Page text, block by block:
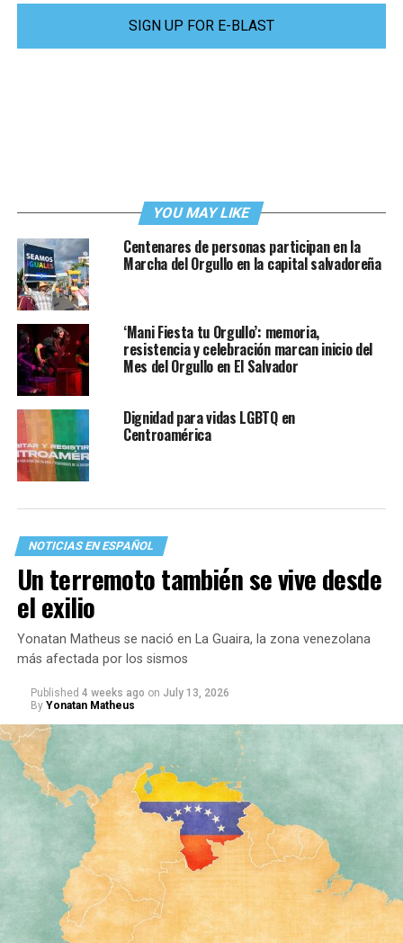
SIGN UP FOR E-BLAST
YOU MAY LIKE
Centenares de personas participan en la
Marcha del Orgullo en la capital salvadoreña
‘Mani Fiesta tu Orgullo’: memoria,
resistencia y celebración marcan inicio del
Mes del Orgullo en El Salvador
Dignidad para vidas LGBTQ en
Centroamérica
NOTICIAS EN ESPAÑOL
Un terremoto también se vive desde
el exilio
Yonatan Matheus se nació en La Guaira, la zona venezolana
más afectada por los sismos
Published 4 weeks ago on July 13, 2026
By Yonatan Matheus